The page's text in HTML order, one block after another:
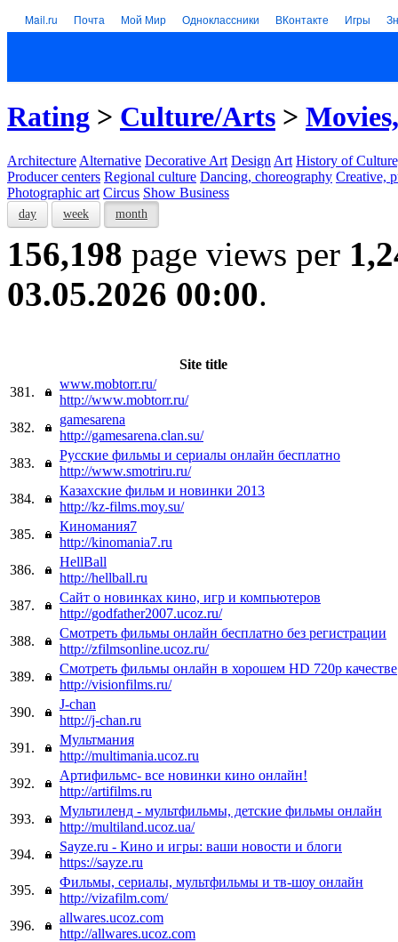
Mail.ru Почта Мой Мир Одноклассники ВКонтакте Игры
Rating > Culture/Arts >
Architecture Alternative Decorative Art Design Art History of
Producer centers Regional culture Dancing, choreography Creative,
Photographic art Circus Show Business
day week month
156,198 page views per
03.05.2026 00:00.
Site title
381.
www.mobtorr.ru/
http://www.mobtorr.ru/
382.
gamesarena
http://gamesarena.clan.su/
383.
Русские фильмы и сериалы онлайн бесплатно
http://www.smotriru.ru/
384.
Казахские фильм и новинки 2013
http://kz-films.moy.su/
385.
Киномания7
http://kinomania7.ru
386.
HellBall
http://hellball.ru
387.
Сайт о новинках кино, игр и компьютеров
http://godfather2007.ucoz.ru/
388.
Смотреть фильмы онлайн бесплатно без регистрации
http://zfilmsonline.ucoz.ru/
389.
Смотреть фильмы онлайн в хорошем HD 720p качестве
http://visionfilms.ru/
390.
J-chan
http://j-chan.ru
391.
Мультмания
http://multimania.ucoz.ru
392.
Артифильмс- все новинки кино онлайн!
http://artifilms.ru
393.
Мультиленд - мультфильмы, детские фильмы онлайн
http://multiland.ucoz.ua/
394.
Sayze.ru - Кино и игры: ваши новости и блоги
https://sayze.ru
395.
Фильмы, сериалы, мультфильмы и тв-шоу онлайн
http://vizafilm.com/
396.
allwares.ucoz.com
http://allwares.ucoz.com